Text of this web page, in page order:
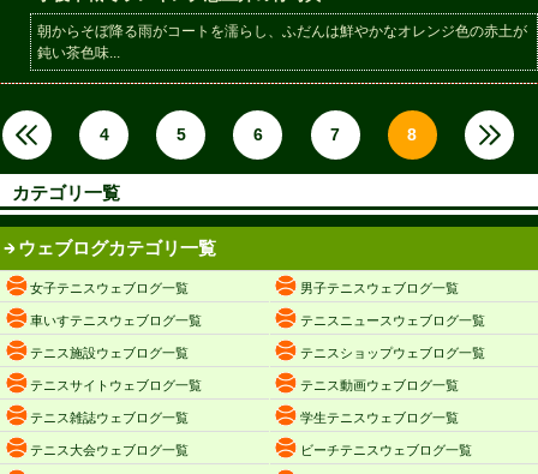
朝からそぼ降る雨がコートを濡らし、ふだんは鮮やかなオレンジ色の赤土が
鈍い茶色味...
4 5 6 7 8
カテゴリ一覧
ウェブログカテゴリ一覧
女子テニスウェブログ一覧 男子テニスウェブログ一覧
車いすテニスウェブログ一覧 テニスニュースウェブログ一覧
テニス施設ウェブログ一覧 テニスショップウェブログ一覧
テニスサイトウェブログ一覧 テニス動画ウェブログ一覧
テニス雑誌ウェブログ一覧 学生テニスウェブログ一覧
テニス大会ウェブログ一覧 ビーチテニスウェブログ一覧